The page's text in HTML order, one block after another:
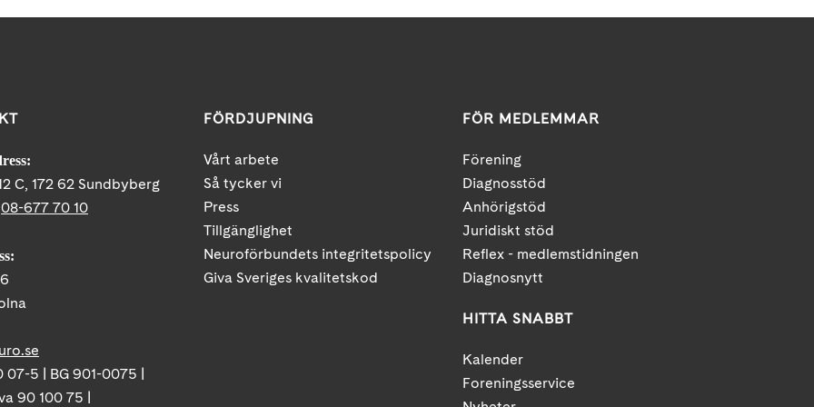
C, 172 62 Sundbyberg
08-677 70 10
07-5 | BG 901-0075 |
90 100 75 |
FÖRDJUPNING
Vårt arbete
Så tycker vi
Press
Tillgänglighet
Neuroförbundets integritetspolicy
Giva Sveriges kvalitetskod
FÖR MEDLEMMAR
Förening
Diagnosstöd
Anhörigstöd
Juridiskt stöd
Reflex - medlemstidningen
Diagnosnytt
HITTA SNABBT
Kalender
Foreningsservice